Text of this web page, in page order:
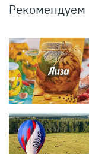
Рекомендуем